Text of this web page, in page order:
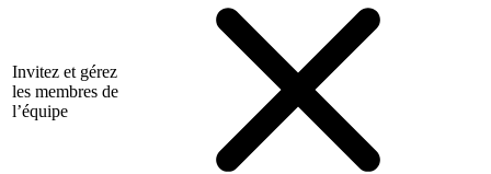
Invitez et gérez
les membres de
l’équipe